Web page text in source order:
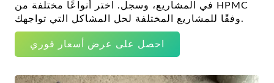
في المشاريع، وسجل. اختر أنواعًا مختلفة من HPMC
وفقًا للمشاريع المختلفة لحل المشاكل التي تواجهك.
احصل على عرض أسعار فوري